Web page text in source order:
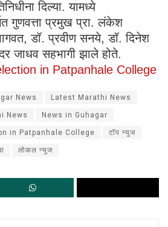
दिल्या. यामध्ये
गुणवत्ता प्रमुख प्रा. लंकेश
डॉ. प्रवीण सनये, डॉ. दिनेश
जाधव सहभागी झाले होते.
in Patpanhale College
News Latest Marathi News
News News in Guhagar
in Patpanhale College टॉप न्युज
लोकल न्युज